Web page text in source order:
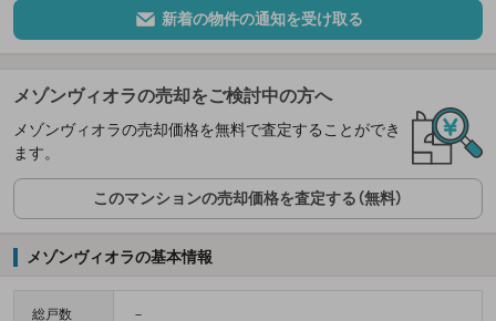
新着の物件の通知を受け取る
メゾンヴィオラの売却をご検討中の方へ
メゾンヴィオラの売却価格を無料で査定することができ
ます。
このマンションの売却価格を査定する（無料）
メゾンヴィオラの基本情報
総戸数 －